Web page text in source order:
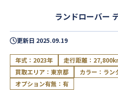
ランドローバー
更新日 2025.09.19
年式：2023年 走行距離：
買取エリア：東京都
カラー：ラン
オプション有無：有